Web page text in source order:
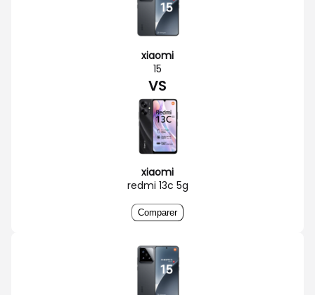
xiaomi
15
VS
xiaomi
redmi 13c 5g
Comparer